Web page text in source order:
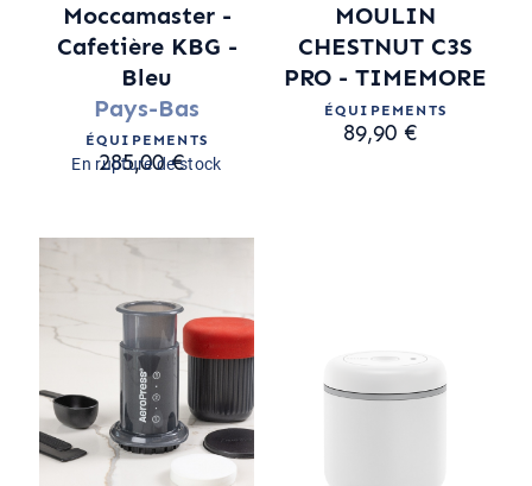
Moccamaster -
Cafetière KBG -
Bleu
Pays-Bas
ÉQUIPEMENTS
285,00 €
En rupture de stock
MOULIN
CHESTNUT C3S
PRO - TIMEMORE
ÉQUIPEMENTS
89,90 €